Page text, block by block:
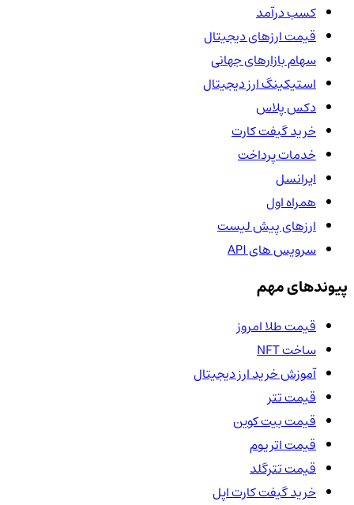
کسب درآمد
قیمت ارزهای دیجیتال
سهام بازارهای جهانی
استیکینگ ارز دیجیتال
دکس پلاس
خرید گیفت کارت
خدمات پرداخت
ایرانسل
همراه اول
ارزهای پیش لیست
سرویس های API
پیوندهای مهم
قیمت طلا امروز
ساخت NFT
آموزش خرید ارز دیجیتال
قیمت تتر
قیمت بیت کوین
قیمت اتریوم
قیمت تترگلد
خرید گیفت کارت اپل